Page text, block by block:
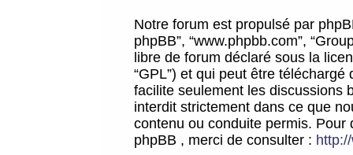
Notre forum est propulsé par
phpBB”, “www.phpbb.com”,
libre de forum déclaré sous la
“GPL”) et qui peut être téléchargé
facilite seulement les discussions
interdit strictement dans ce que
contenu ou conduite permis.
phpBB , merci de consulter :